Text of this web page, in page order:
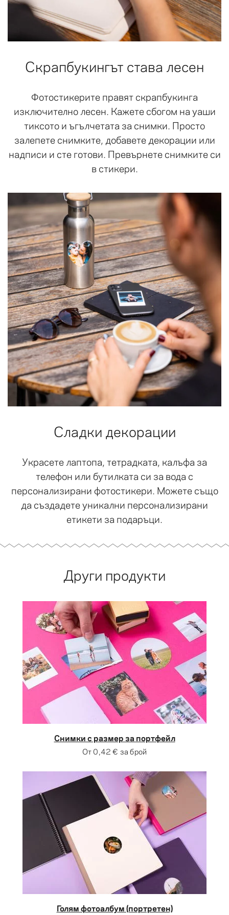
Скрапбукингът става лесен
Фотостикерите правят скрапбукинга
изключително лесен. Кажете сбогом на уаши
тиксото и ъгълчетата за снимки. Просто
залепете снимките, добавете декорации или
надписи и сте готови. Превърнете снимките си
в стикери.
Сладки декорации
Украсете лаптопа, тетрадката, калъфа за
телефон или бутилката си за вода с
персонализирани фотостикери. Можете също
да създадете уникални персонализирани
етикети за подаръци.
Други продукти
Снимки с размер за портфейл
От0,42 € за брой
Голям фотоалбум (портретен)